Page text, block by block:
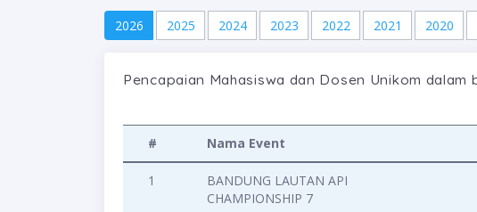
2026 2025 2024 2023 2022 2021 2020
Pencapaian Mahasiswa dan Dosen Unikom
# Nama Event
1
BANDUNG LAUTAN API
CHAMPIONSHIP 7